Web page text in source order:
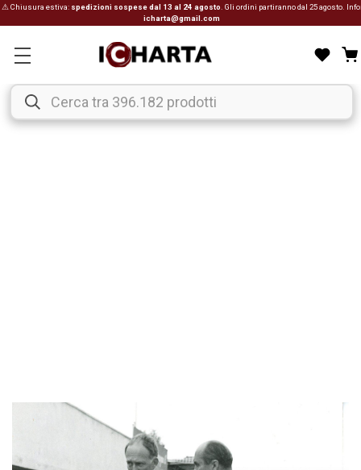
⚠ Chiusura estiva: spedizioni sospese dal 13 al 24 agosto . Gli ordini partiranno dal 25 agosto. Info:
icharta@gmail.com